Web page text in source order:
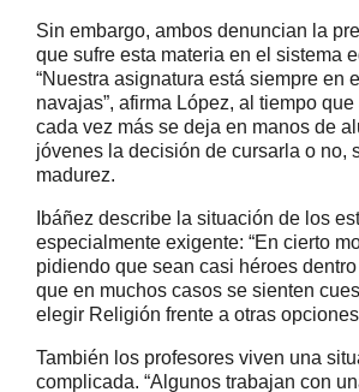
Sin embargo, ambos denuncian la
que sufre esta materia en el sistema
“Nuestra asignatura está siempre en
navajas”, afirma López, al tiempo
cada vez más se deja en manos de
jóvenes la decisión de cursarla o no,
madurez.
Ibáñez describe la situación de los
especialmente exigente: “En cierto
pidiendo que sean casi héroes dentro
que en muchos casos se sienten
elegir Religión frente a otras
También los profesores viven una
complicada. “Algunos trabajan con